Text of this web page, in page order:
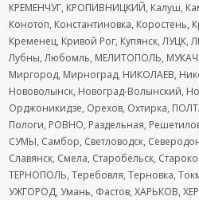
КРЕМЕНЧУГ, КРОПИВНИЦКИЙ, Калуш,
Конотоп, Константиновка, Коростень,
Кременец, Кривой Рог, Купянск, ЛУЦК,
Лубны, Любомль, МЕЛИТОПОЛЬ,
Миргород, Мирноград, НИКОЛАЕВ,
Нововолынск, Новоград-Волынский,
Орджоникидзе, Орехов, Охтирка,
Пологи, РОВНО, Раздельная,
СУМЫ, Самбор, Светловодск,
Славянск, Смела, Старобельск,
ТЕРНОПОЛЬ, Теребовля, Терновка,
УЖГОРОД, Умань, Фастов, ХАРЬКОВ,